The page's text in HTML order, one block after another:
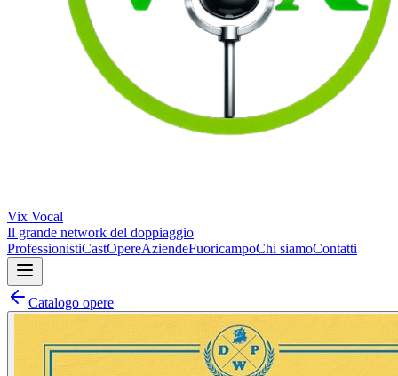
Vix Vocal
Il grande network del doppiaggio
ProfessionistiCastOpereAziendeFuoricampoChi siamoContatti
Catalogo opere